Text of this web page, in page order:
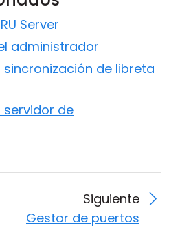
Server
administrador
sincronización de libreta
servidor de
Siguiente
Gestor de puertos